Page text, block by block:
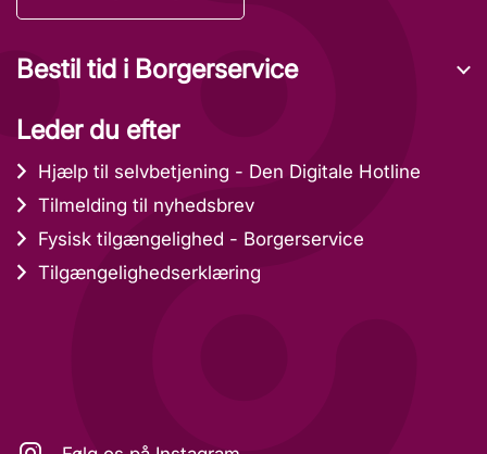
Bestil tid i Borgerservice
Leder du efter
Hjælp til selvbetjening - Den Digitale Hotline
Tilmelding til nyhedsbrev
Fysisk tilgængelighed - Borgerservice
Tilgængelighedserklæring